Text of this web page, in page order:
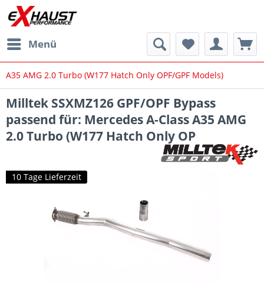
Menü
A35 AMG 2.0 Turbo (W177 Hatch Only OPF/GPF Models)
Milltek SSXMZ126 GPF/OPF Bypass
passend für: Mercedes A-Class A35 AMG
2.0 Turbo (W177 Hatch Only OP
10 Tage Lieferzeit